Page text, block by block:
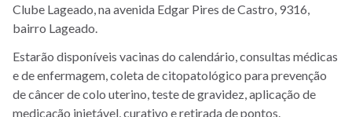
Clube Lageado, na avenida Edgar Pires de Castro, 9316,
bairro Lageado.
Estarão disponíveis vacinas do calendário, consultas médicas
e de enfermagem, coleta de citopatológico para prevenção
de câncer de colo uterino, teste de gravidez, aplicação de
medicação injetável, curativo e retirada de pontos.